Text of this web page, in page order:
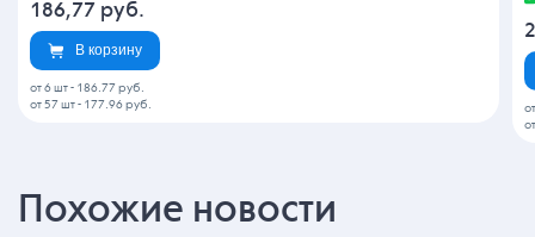
186,77 руб.
В корзину
от 6 шт - 186.77 руб.
от 57 шт - 177.96 руб.
Похожие новости